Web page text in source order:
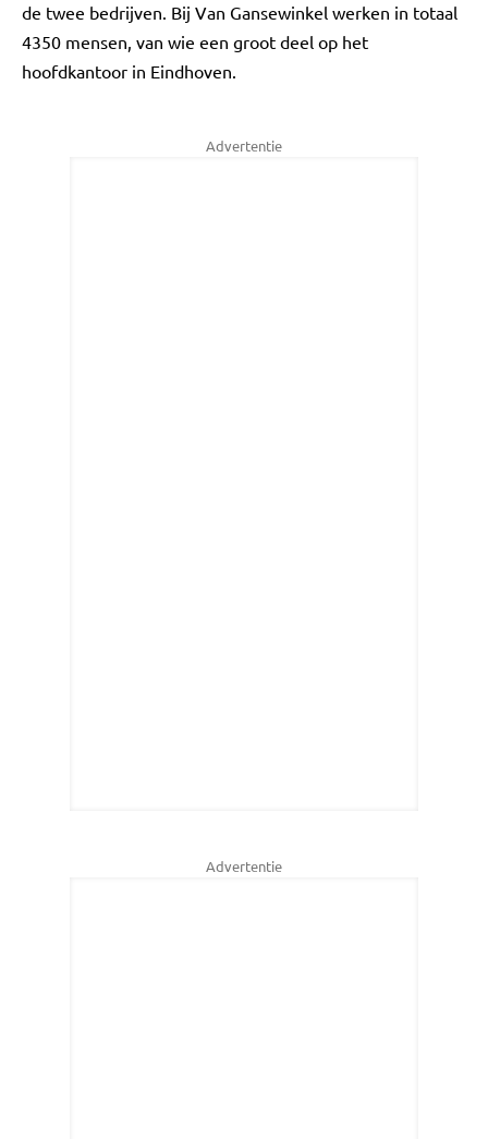
de twee bedrijven. Bij Van Gansewinkel werken in totaal
4350 mensen, van wie een groot deel op het
hoofdkantoor in Eindhoven.
Advertentie
Advertentie